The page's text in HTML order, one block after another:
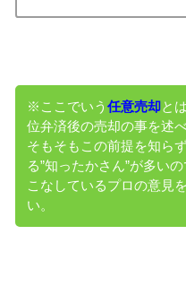
※ここでいう任意売却と
位弁済後の売却の事を述
そもそもこの前提を知ら
る”知ったかさん”が多い
こなしているプロの意見
い。